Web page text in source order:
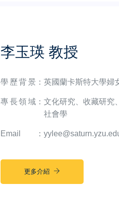
李玉瑛 教授
學歷背景 ： 英國蘭卡斯特大學婦
專長領域 ： 文化研究、收藏研究
社會學
Email ：
更多介紹